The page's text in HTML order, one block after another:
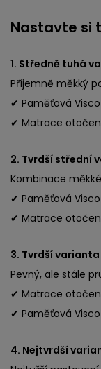
Nastavte si
1. Středně tuhá
Příjemně měkký
✔ Paměťová
✔ Matrace
2. Tvrdší střední
Kombinace
✔ Paměťová
✔ Matrace
3. Tvrdší
Pevný, ale stále
✔ Matrace
✔ Paměťová
4. Nejtvrdší